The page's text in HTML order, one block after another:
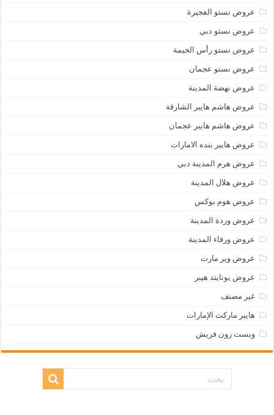
عروض نستو الفجيرة
عروض نستو دبي
عروض نستو رأس الخيمة
عروض نستو عجمان
عروض نهضة المدينة
عروض هاشم هايبر الشارقة
عروض هاشم هايبر عجمان
عروض هايبر بنده الامارات
عروض هرم المدينة دبي
عروض هلال المدينة
عروض هوم بوكس
عروض وردة المدينة
عروض ورقاء المدينة
عروض وير مارت
عروض يونايتد هيبر
غير مصنف
هايبر ماركت الإمارات
ويست زون فريش